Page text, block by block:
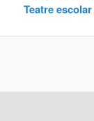
Teatre escolar